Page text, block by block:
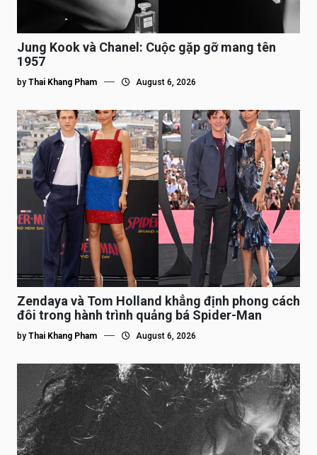
Jung Kook và Chanel: Cuộc gặp gỡ mang tên
1957
by Thai Khang Pham August 6, 2026
Zendaya và Tom Holland khẳng định phong cách
đôi trong hành trình quảng bá Spider-Man
by Thai Khang Pham August 6, 2026